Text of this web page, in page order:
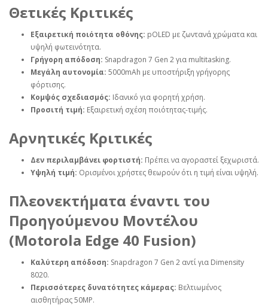
Θετικές Κριτικές
Εξαιρετική ποιότητα οθόνης: pOLED με ζωντανά χρώματα και
υψηλή φωτεινότητα.
Γρήγορη απόδοση: Snapdragon 7 Gen 2 για multitasking.
Μεγάλη αυτονομία: 5000mAh με υποστήριξη γρήγορης
φόρτισης.
Κομψός σχεδιασμός: Ιδανικό για φορητή χρήση.
Προσιτή τιμή: Εξαιρετική σχέση ποιότητας-τιμής.
Αρνητικές Κριτικές
Δεν περιλαμβάνει φορτιστή: Πρέπει να αγοραστεί ξεχωριστά.
Υψηλή τιμή: Ορισμένοι χρήστες θεωρούν ότι η τιμή είναι υψηλή.
Πλεονεκτήματα έναντι του
Προηγούμενου Μοντέλου
(Motorola Edge 40 Fusion)
Καλύτερη απόδοση: Snapdragon 7 Gen 2 αντί για Dimensity
8020.
Περισσότερες δυνατότητες κάμερας: Βελτιωμένος
αισθητήρας 50MP.